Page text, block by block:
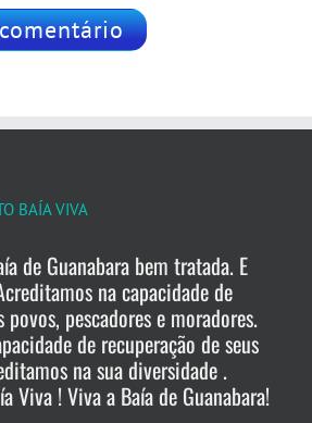
BAÍA VIVA
de Guanabara bem tratada. E
na capacidade de
pescadores e moradores.
de recuperação de seus
na sua diversidade .
Viva ! Viva a Baía de Guanabara!